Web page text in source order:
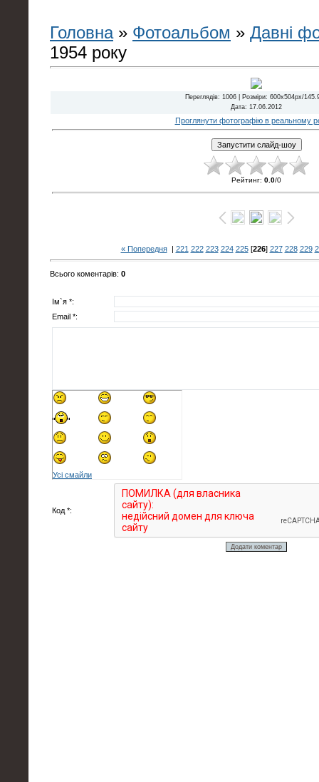
Головна» Фотоальбом » Давні
1954 року
Переглядів: 1006 | Розміри: 600x504px/
Дата: 17.06.2012
Проглянути фотографію в реальному
Рейтинг: 0.0/0
« Попередня| 221 222 223 224 225[226] 227 228 229
Всього коментарів: 0
Ім`я *:
Email *:
Усі смайли
Код *: